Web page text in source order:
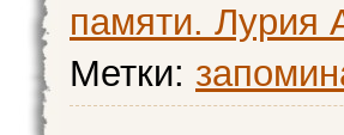
памяти. Лурия
Метки: